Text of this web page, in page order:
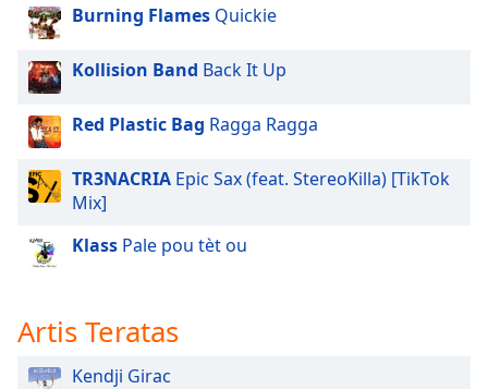
dialog
window.
Escape
cancel
and
close
Text
Opacity
Burning Flames Quickie
Kollision Band Back It Up
Red Plastic Bag Ragga Ragga
TR3NACRIA Epic Sax (feat. StereoKilla) [TikTok
Mix]
Klass Pale pou tèt ou
Artis Teratas
Kendji Girac